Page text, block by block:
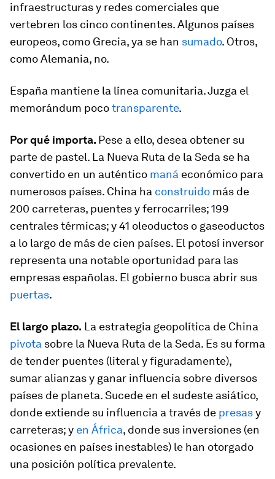
infraestructuras y redes comerciales que
vertebren los cinco continentes. Algunos países
europeos, como Grecia, ya se han sumado. Otros,
como Alemania, no.
España mantiene la línea comunitaria. Juzga el
memorándum pocotransparente.
Por qué importa. Pese a ello, desea obtener su
parte de pastel. La Nueva Ruta de la Seda se ha
convertido en un auténtico maná económico para
numerosos países. China ha construido más de
200 carreteras, puentes y ferrocarriles; 199
centrales térmicas; y 41 oleoductos o gaseoductos
a lo largo de más de cien países. El potosí inversor
representa una notable oportunidad para las
empresas españolas. El gobierno busca abrir sus
puertas.
El largo plazo. La estrategia geopolítica de China
pivota sobre la Nueva Ruta de la Seda. Es su forma
de tender puentes (literal y figuradamente),
sumar alianzas y ganar influencia sobre diversos
países de planeta. Sucede en el sudeste asiático,
donde extiende su influencia a través de presasy
carreteras; y en África, donde sus inversiones (en
ocasiones en países inestables) le han otorgado
una posición política prevalente.